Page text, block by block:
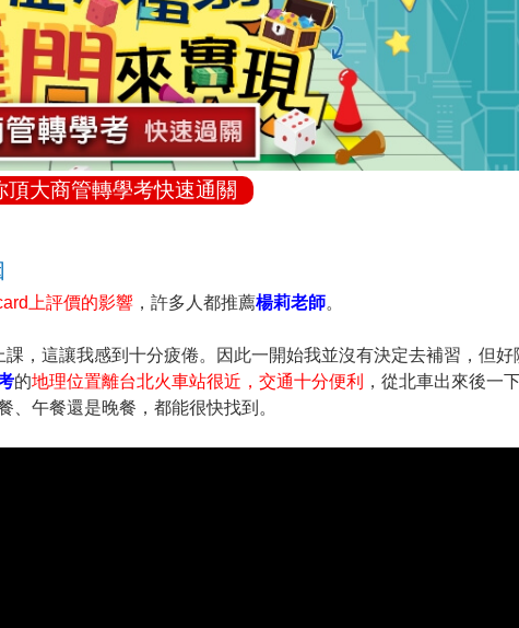
頂大商管轉學考快速通關
上評價的影響 ，許多人都推薦楊莉老師。
，這讓我感到十分疲倦。因此一開始我並沒有決定去補習，但好
的地理位置離台北火車站很近，交通十分便利
，從北車出來後一
、午餐還是晚餐，都能很快找到。